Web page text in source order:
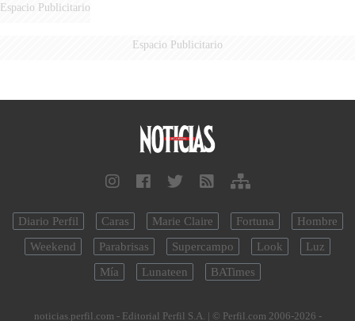
Espacio Publicitario
Espacio Publicitario
Diario Perfil Caras Marie Claire Fortuna
Hombre
Weekend
Parabrisas Supercampo Look
Luz
Mía
Lunateen BATimes
noticias.perfil.com - Editorial Perfil S.A. | © Perfil.com 2006-2026 -